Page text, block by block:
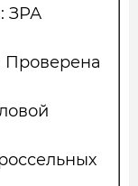
ЗРА
Проверена